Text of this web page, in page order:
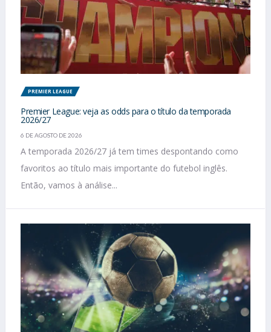
PREMIER LEAGUE
Premier League: veja as odds para o título da temporada
2026/27
6 DE AGOSTO DE 2026
A temporada 2026/27 já tem times despontando como
favoritos ao título mais importante do futebol inglês.
Então, vamos à análise...